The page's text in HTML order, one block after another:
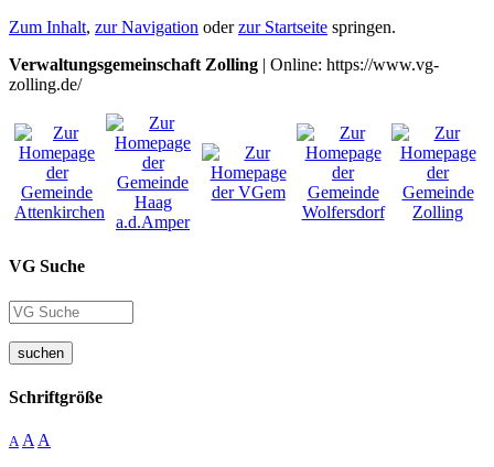
Zum Inhalt, zur Navigation oderzur Startseite springen.
Verwaltungsgemeinschaft Zolling | Online: https://www.vg-
zolling.de/
VG Suche
suchen
Schriftgröße
A A A